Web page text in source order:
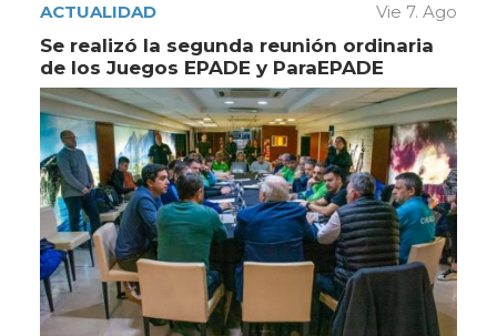
ACTUALIDAD Vie 7. Ago
Se realizó la segunda reunión ordinaria
de los Juegos EPADE y ParaEPADE